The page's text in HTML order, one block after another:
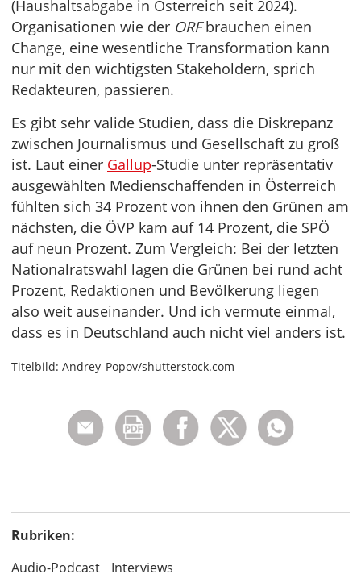
(Haushaltsabgabe in Österreich seit 2024).
Organisationen wie der ORFbrauchen einen
Change, eine wesentliche Transformation kann
nur mit den wichtigsten Stakeholdern, sprich
Redakteuren, passieren.
Es gibt sehr valide Studien, dass die Diskrepanz
zwischen Journalismus und Gesellschaft zu groß
ist. Laut einer Gallup-Studie unter repräsentativ
ausgewählten Medienschaffenden in Österreich
fühlten sich 34 Prozent von ihnen den Grünen am
nächsten, die ÖVP kam auf 14 Prozent, die SPÖ
auf neun Prozent. Zum Vergleich: Bei der letzten
Nationalratswahl lagen die Grünen bei rund acht
Prozent, Redaktionen und Bevölkerung liegen
also weit auseinander. Und ich vermute einmal,
dass es in Deutschland auch nicht viel anders ist.
Titelbild: Andrey_Popov/shutterstock.com
Rubriken:
Audio-Podcast
Interviews